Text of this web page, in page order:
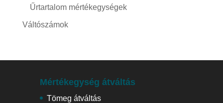
Űrtartalom mértékegységek
Váltószámok
Mértékegység átváltás
Tömeg átváltás